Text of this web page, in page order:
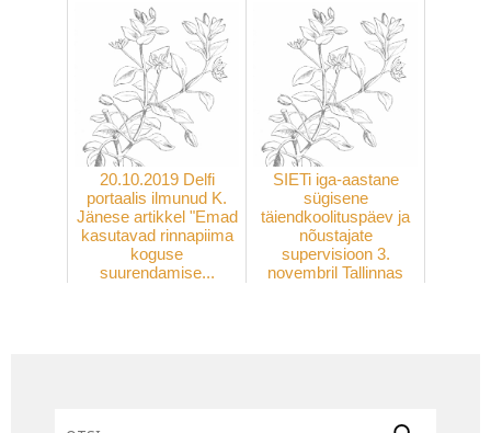
20.10.2019 Delfi
portaalis ilmunud K.
Jänese artikkel "Emad
kasutavad rinnapiima
koguse
suurendamise...
SIETi iga-aastane
sügisene
täiendkoolituspäev ja
nõustajate
supervisioon 3.
novembril Tallinnas